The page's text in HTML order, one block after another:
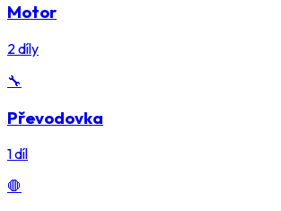
Motor
2 díly
🔧
Převodovka
1díl
🛑